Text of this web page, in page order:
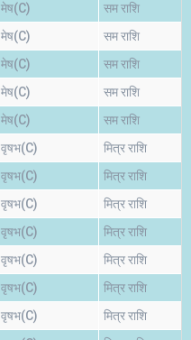
मेष(C) सम राशि
मेष(C) सम राशि
मेष(C) सम राशि
मेष(C) सम राशि
मेष(C) सम राशि
वृषभ(C) मित्र राशि
वृषभ(C) मित्र राशि
वृषभ(C) मित्र राशि
वृषभ(C) मित्र राशि
वृषभ(C) मित्र राशि
वृषभ(C) मित्र राशि
वृषभ(C) मित्र राशि